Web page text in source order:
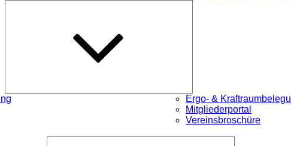
Ergo- &
Mitgliederportal
Vereinsbroschüre